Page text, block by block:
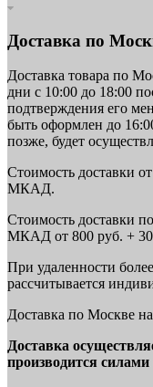
Доставка по
Доставка товара по
дни с 10:00 до 18:00
подтверждения его
быть оформлен до
позже, будет
Стоимость доставки
МКАД.
Стоимость доставки
МКАД от 800 руб. +
При удаленности
рассчитывается
Доставка по Москве
Доставка
производится силами